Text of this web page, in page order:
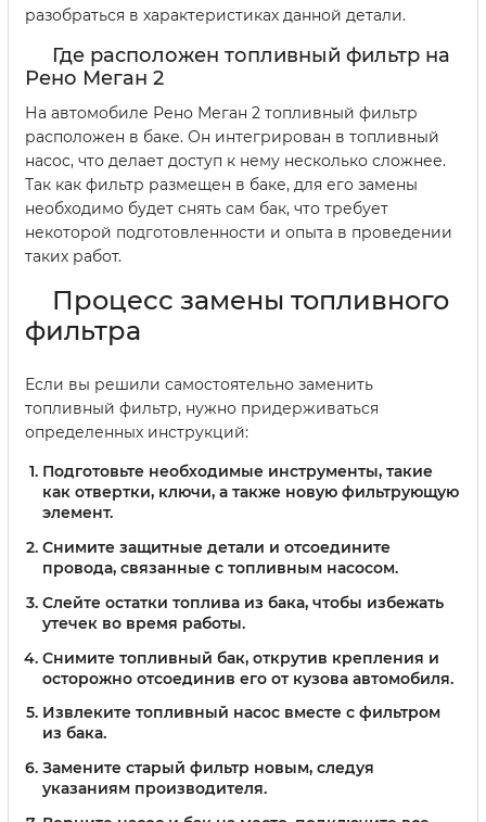
разобраться в характеристиках данной детали.
Где расположен топливный фильтр на
Рено Меган 2
На автомобиле Рено Меган 2 топливный фильтр
расположен в баке. Он интегрирован в топливный
насос, что делает доступ к нему несколько сложнее.
Так как фильтр размещен в баке, для его замены
необходимо будет снять сам бак, что требует
некоторой подготовленности и опыта в проведении
таких работ.
Процесс замены топливного
фильтра
Если вы решили самостоятельно заменить
топливный фильтр, нужно придерживаться
определенных инструкций:
Подготовьте необходимые инструменты, такие
как отвертки, ключи, а также новую фильтрующую
элемент.
Снимите защитные детали и отсоедините
провода, связанные с топливным насосом.
Слейте остатки топлива из бака, чтобы избежать
утечек во время работы.
Снимите топливный бак, открутив крепления и
осторожно отсоединив его от кузова автомобиля.
Извлеките топливный насос вместе с фильтром
из бака.
Замените старый фильтр новым, следуя
указаниям производителя.